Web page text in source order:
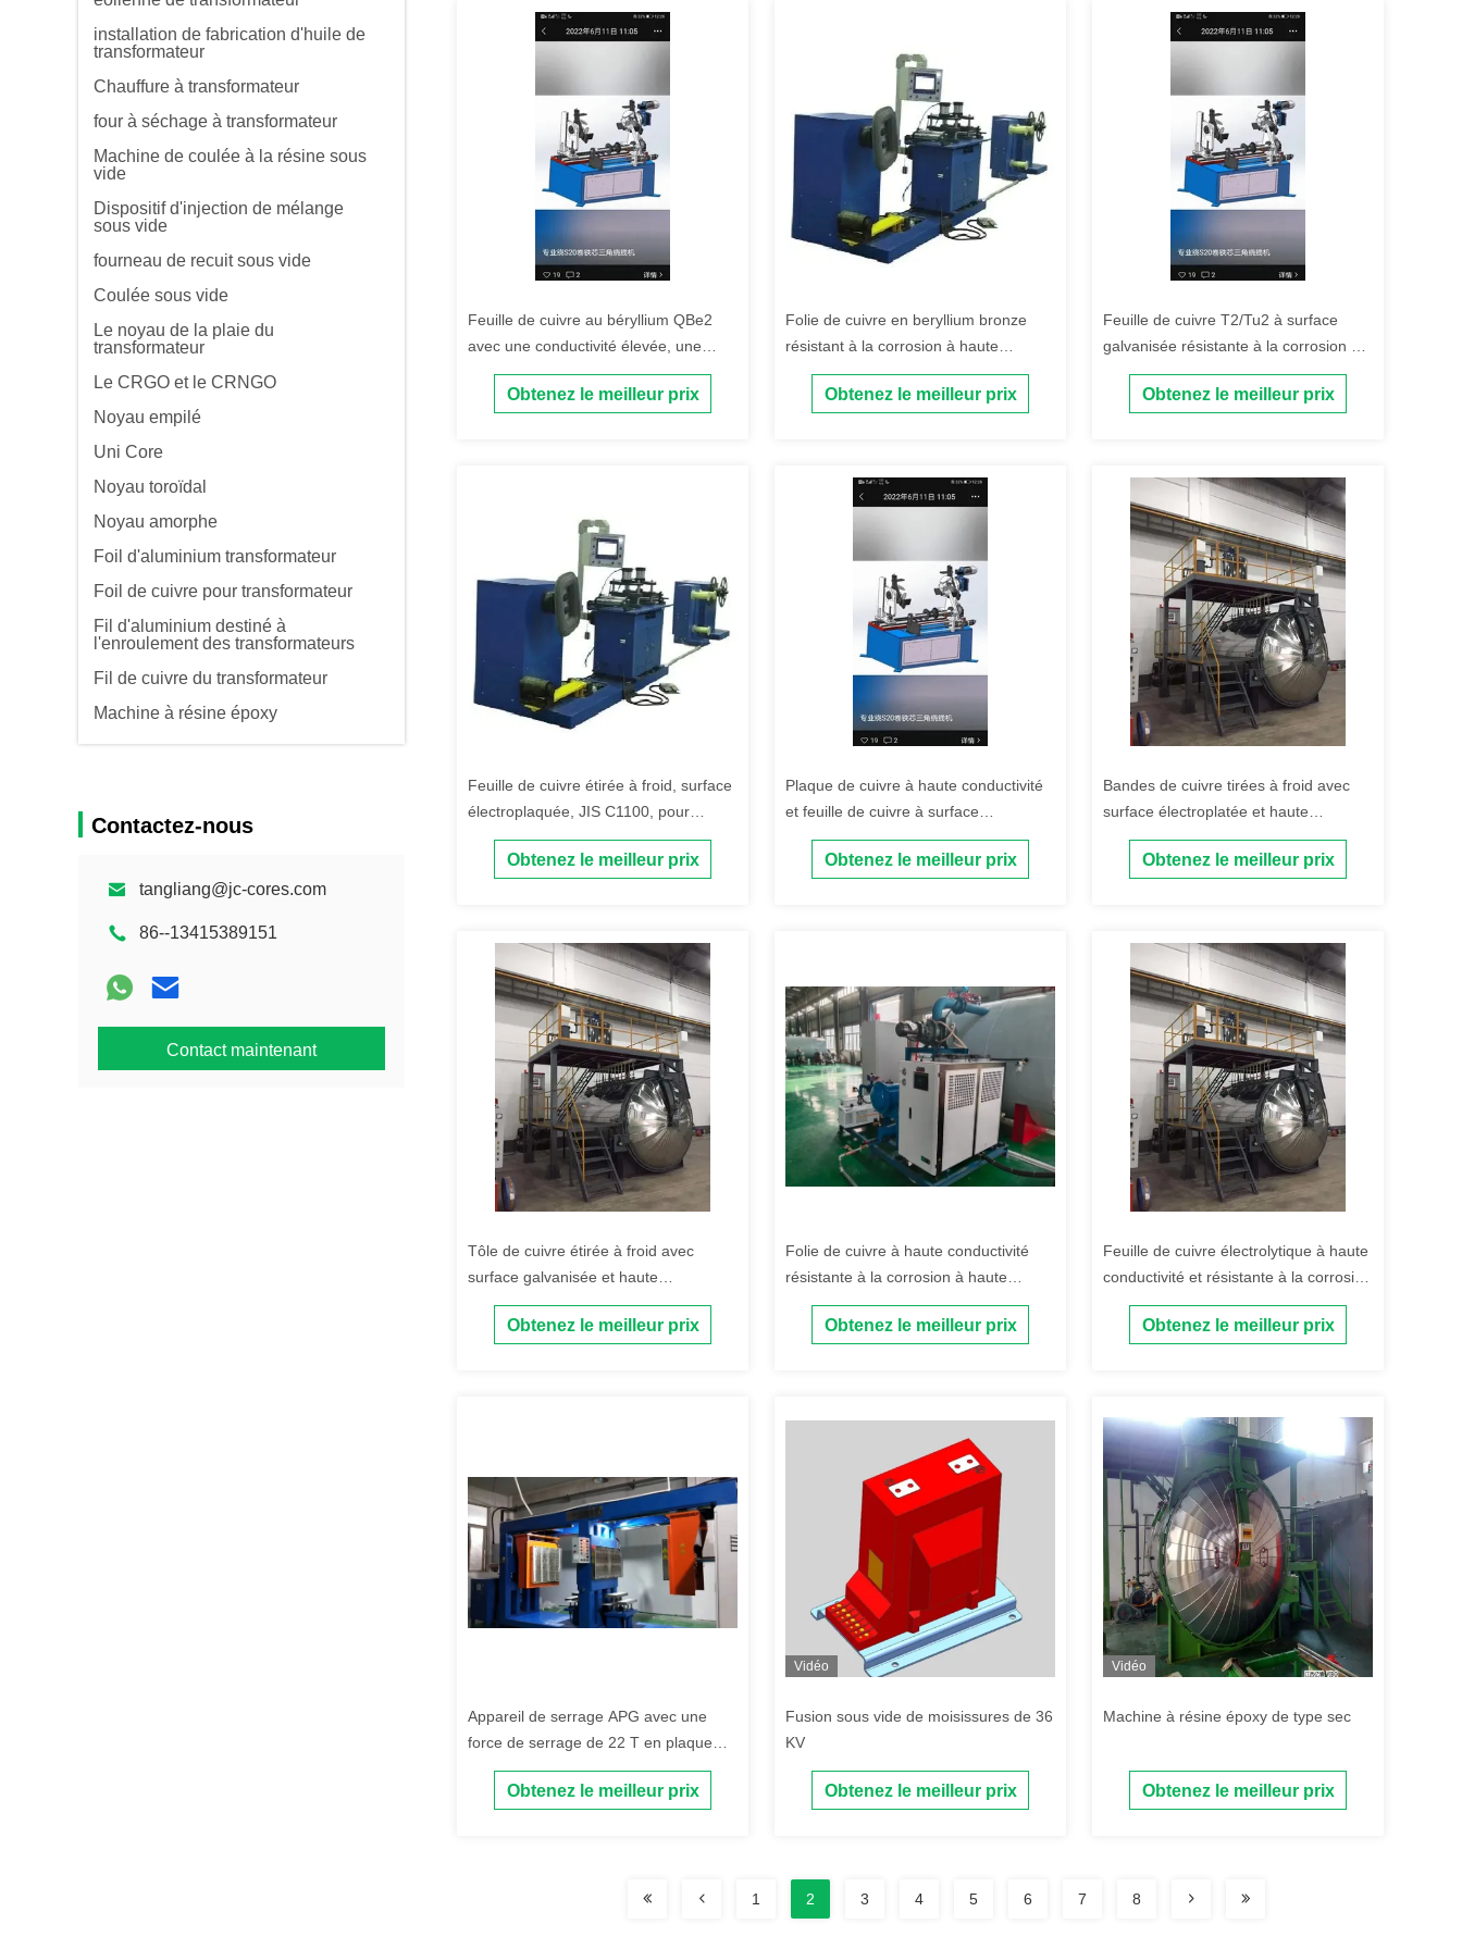
installation de fabrication d'huile de
transformateur
Chauffure à transformateur
four à séchage à transformateur
Machine de coulée à la résine sous
vide
Dispositif d'injection de mélange
sous vide
fourneau de recuit sous vide
Coulée sous vide
Le noyau de la plaie du
transformateur
Le CRGO et le CRNGO
Noyau empilé
Uni Core
Noyau toroïdal
Noyau amorphe
Foil d'aluminium transformateur
Foil de cuivre pour transformateur
Fil d'aluminium destiné à
l'enroulement des transformateurs
Fil de cuivre du transformateur
Machine à résine époxy
Contactez-nous
tangliang@jc-cores.com
86--13415389151
Contact maintenant
Feuille de cuivre au béryllium QBe2
avec une conductivité élevée, une
bonne résistance à l'usure et à la
corrosion pour les transformateurs
Obtenez le meilleur prix
Folie de cuivre en beryllium bronze
résistant à la corrosion à haute
résistance avec surface électroplatée
pour transformateurs
Obtenez le meilleur prix
Feuille de cuivre T2/Tu2 à surface
galvanisée résistante à la corrosion et
à haute conductivité pour
transformateurs
Obtenez le meilleur prix
Feuille de cuivre étirée à froid, surface
électroplaquée, JIS C1100, pour
transformateurs à huile
Obtenez le meilleur prix
Plaque de cuivre à haute conductivité
et feuille de cuivre à surface
électroplatée à froid pour
transformateurs
Obtenez le meilleur prix
Bandes de cuivre tirées à froid avec
surface électroplatée et haute
conductivité pour transformateurs
d'huileObtenez le meilleur prix
Tôle de cuivre étirée à froid avec
surface galvanisée et haute
conductivité pour applications de
transformateurs
Obtenez le meilleur prix
Folie de cuivre à haute conductivité
résistante à la corrosion à haute
fréquence pour transformateurs et
applications électroniques
Obtenez le meilleur prix
Feuille de cuivre électrolytique à haute
conductivité et résistante à la corrosion
pour transformateurs secs
Obtenez le meilleur prix
Appareil de serrage APG avec une
force de serrage de 22 T en plaque
1000X1000 mm et une puissance de
chauffage de 36 kW pour le traitement
Obtenez le meilleur prix
Vidéo
Fusion sous vide de moisissures de 36
KV
Obtenez le meilleur prix
Vidéo
Machine à résine époxy de type sec
Obtenez le meilleur prix
1 2 3 4 5 6 7 8